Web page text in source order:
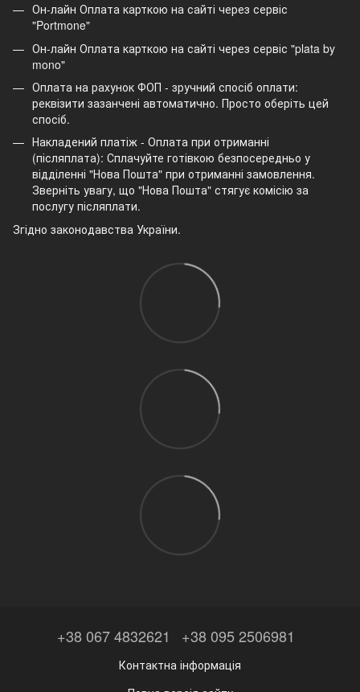
Он-лайн Оплата карткою на сайті через сервіс
"Portmone"
Он-лайн Оплата карткою на сайті через сервіс "plata by
mono"
Оплата на рахунок ФОП - зручний спосіб оплати:
реквізити зазанчені автоматично. Просто оберіть цей
спосіб.
Накладений платіж - Оплата при отриманні
(післяплата): Сплачуйте готівкою безпосередньо у
відділенні "Нова Пошта" при отриманні замовлення.
Зверніть увагу, що "Нова Пошта" стягує комісію за
послугу післяплати.
Згідно законодавства України.
+38 067 4832621 +38 095 2506981
Контактна інформація